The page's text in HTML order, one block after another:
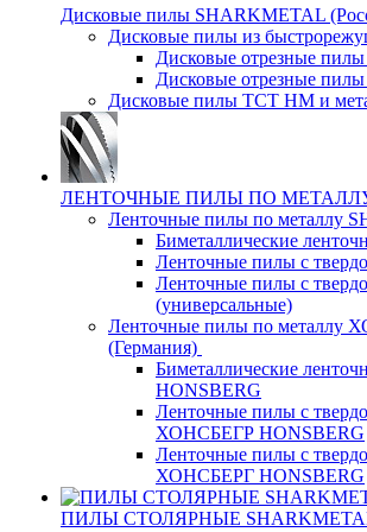
Дисковые пилы SHARKMETAL
Дисковые пилы из
Дисковые отрезные
Дисковые отрезные
Дисковые пилы ТСТ НМ и
ЛЕНТОЧНЫЕ ПИЛЫ ПО
Ленточные пилы по металлу
Биметаллические
Ленточные пилы с
Ленточные пилы с
(универсальные)
Ленточные пилы по металлу
(Германия)
Биметаллические
HONSBERG
Ленточные пилы с
ХОНСБЕГР HONSBERG
Ленточные пилы с
ХОНСБЕРГ HONSBERG
ПИЛЫ СТОЛЯРНЫЕ